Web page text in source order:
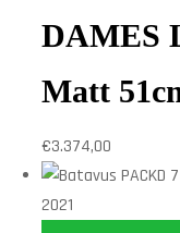
DAMES
Matt
€3.374,00